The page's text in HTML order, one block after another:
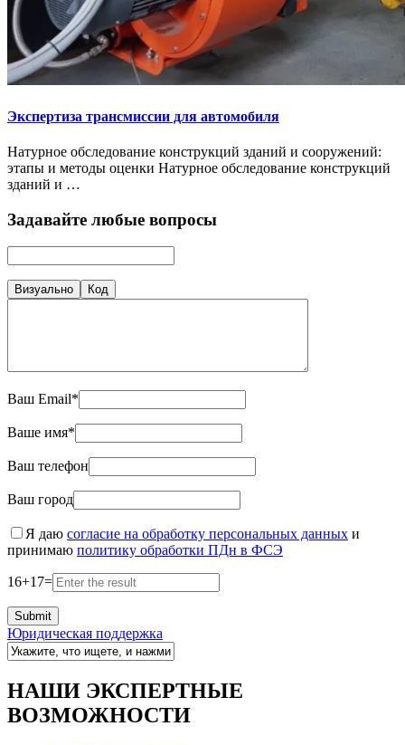
Экспертиза трансмиссии для автомобиля
Натурное обследование конструкций зданий и сооружений:
этапы и методы оценки Натурное обследование конструкций
зданий и …
Задавайте любые вопросы
Визуально Код
Ваш Email*
Ваше имя*
Ваш телефон
Ваш город
Я даю согласие на обработку персональных данных и
принимаю политику обработки ПДн в ФСЭ
16+17=
Юридическая поддержка
НАШИ ЭКСПЕРТНЫЕ
ВОЗМОЖНОСТИ